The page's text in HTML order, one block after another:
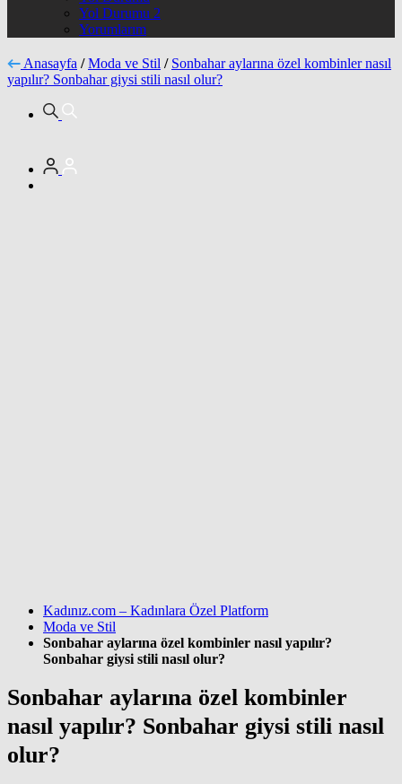
Yol Durumu 2
Yorumlarım
Anasayfa / Moda ve Stil / Sonbahar aylarına özel kombinler nasıl
yapılır? Sonbahar giysi stili nasıl olur?
Kadınız.com – Kadınlara Özel Platform
Moda ve Stil
Sonbahar aylarına özel kombinler nasıl yapılır?
Sonbahar giysi stili nasıl olur?
Sonbahar aylarına özel kombinler
nasıl yapılır? Sonbahar giysi stili nasıl
olur?